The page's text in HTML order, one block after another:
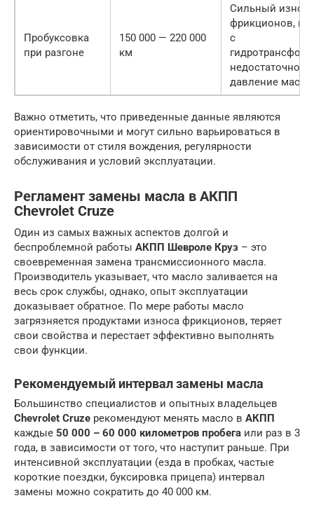
Пробуксовка
при разгоне
150 000 — 220 000
км
Сильный износ
фрикционов,
с
недостаточное
давление масла
Важно отметить, что приведенные данные являются
ориентировочными и могут сильно варьироваться в
зависимости от стиля вождения, регулярности
обслуживания и условий эксплуатации.
Регламент замены масла в АКПП
Chevrolet Cruze
Один из самых важных аспектов долгой и
беспроблемной работы АКПП Шевроле Круз – это
своевременная замена трансмиссионного масла.
Производитель указывает, что масло заливается на
весь срок службы, однако, опыт эксплуатации
доказывает обратное. По мере работы масло
загрязняется продуктами износа фрикционов, теряет
свои свойства и перестает эффективно выполнять
свои функции.
Рекомендуемый интервал замены масла
Большинство специалистов и опытных владельцев
Chevrolet Cruze рекомендуют менять масло в АКПП
каждые 50 000 – 60 000 километров пробега или раз в 3
года, в зависимости от того, что наступит раньше. При
интенсивной эксплуатации (езда в пробках, частые
короткие поездки, буксировка прицепа) интервал
замены можно сократить до 40 000 км.